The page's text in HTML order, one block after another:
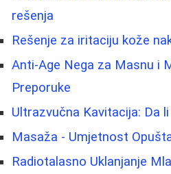
rešenja
Rešenje za iritaciju kože
Anti-Age Nega za Masnu i
Preporuke
Ultrazvučna Kavitacija: Da
Masaža - Umjetnost
Radiotalasno Uklanjanje